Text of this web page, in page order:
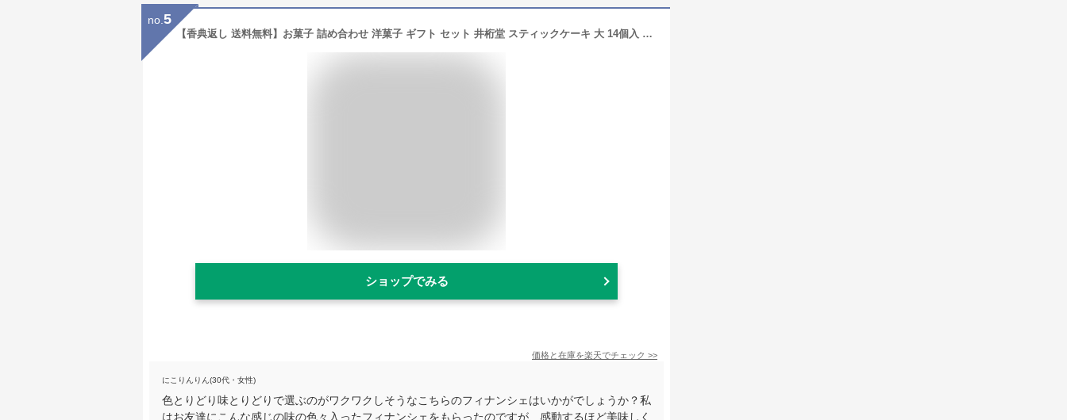
no. 5
【香典返し 送料無料】お菓子 詰め合わせ 洋菓子 ギフト セット 井桁堂 スティックケーキ 大 14個入 焼き菓子 引き出物 四十九日 引出物 一周忌 お返し 喪中 法事 お供え物 満中陰志 忌明け 49日 挨拶状 粗供養 品物 お礼
ショップでみる
価格と在庫を楽天でチェック >>
にこりんりん(30代・女性)
色とりどり味とりどりで選ぶのがワクワクしそうなこちらのフィナンシェはいかがでしょうか？私
はお友達にこんな感じの味の色々入ったフィナンシェをもらったのですが、感動するほど美味しく